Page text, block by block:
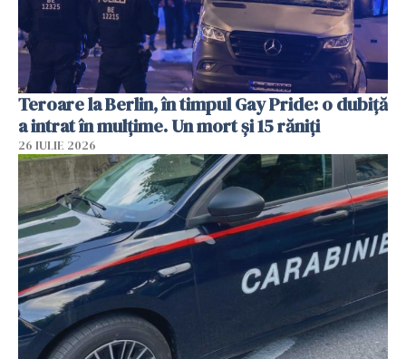
Teroare la Berlin, în timpul Gay Pride: o dubiță
a intrat în mulțime. Un mort și 15 răniți
26 IULIE 2026